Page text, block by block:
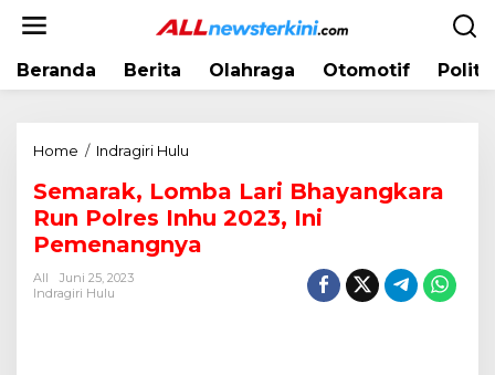
Beranda Berita Olahraga Otomotif
Home / Indragiri Hulu
m
a
r
Semarak, Lomba Lari Bhayangkara
Run Polres Inhu 2023, Ini
Pemenangnya
All
Juni 25, 2023
Indragiri Hulu